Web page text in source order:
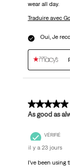
wear all day.
Traduire avec
Oui, Je
5 sur 5
As good as
VÉRIFIÉ
il y a 23 jours
I’ve been using